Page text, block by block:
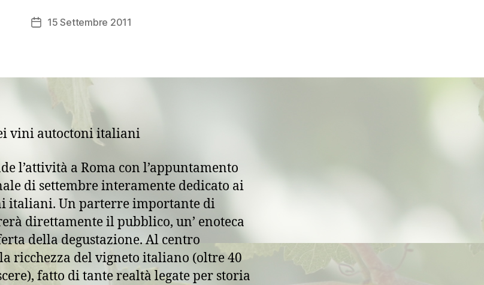
Data15 Settembre 2011
vini autoctoni italiani
l’attività a Roma con l’appuntamento
di settembre interamente dedicato ai
italiani. Un parterre importante di
direttamente il pubblico, un’ enoteca
della degustazione. Al centro
ricchezza del vigneto italiano (oltre 40
fatto di tante realtà legate per storia